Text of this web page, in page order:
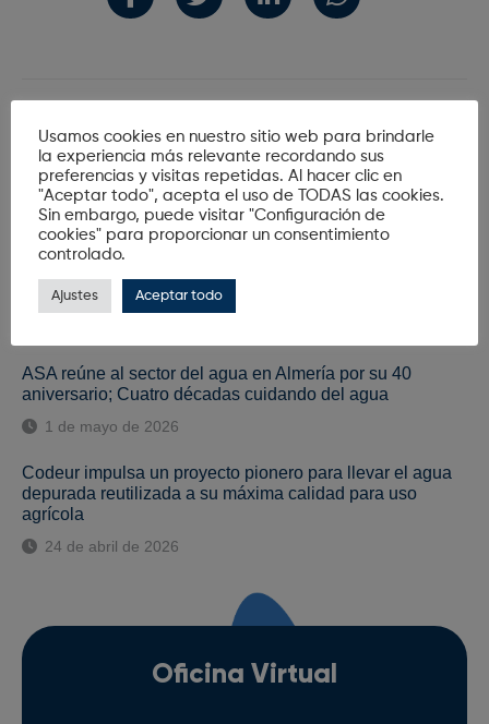
Últimas Noticias
Codeur mejora el funcionamiento del colector de aguas
desbaste de sólidos
ASA reúne al sector del agua en Almería por su 40
aniversario; Cuatro décadas cuidando del agua
1 de mayo de 2026
Codeur impulsa un proyecto pionero para llevar el agua
depurada reutilizada a su máxima calidad para uso
agrícola
24 de abril de 2026
Oficina Virtual
Usamos cookies en nuestro sitio web para brindarle
la experiencia más relevante recordando sus
preferencias y visitas repetidas. Al hacer clic en
"Aceptar todo", acepta el uso de TODAS las cookies.
Sin embargo, puede visitar "Configuración de
cookies" para proporcionar un consentimiento
controlado.
Ajustes Aceptar todo